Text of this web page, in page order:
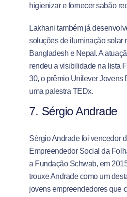
higienizar e fornecer sabão
Lakhani também já
soluções de iluminação solar
Bangladesh e Nepal. A
rendeu a visibilidade na lista
30, o prêmio Unilever Jovens
uma palestra TEDx.
7. Sérgio Andrade
Sérgio Andrade foi vencedor
Empreendedor Social da
a Fundação Schwab, em
trouxe Andrade como um
jovens empreendedores que